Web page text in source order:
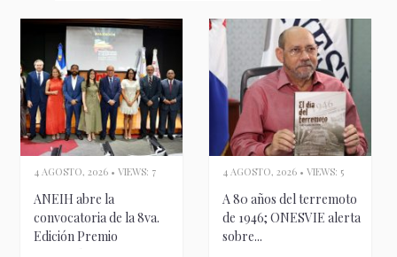
4 AGOSTO, 2026 • VIEWS: 7
ANEIH abre la
convocatoria de la 8va.
Edición Premio
4 AGOSTO, 2026 • VIEWS: 5
A 80 años del terremoto
de 1946; ONESVIE alerta
sobre...